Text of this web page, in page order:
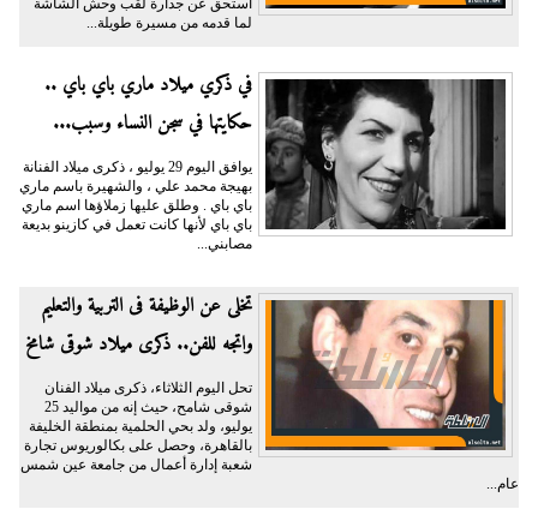
استحق عن جدارة لقب وحش الشاشة
لما قدمه من مسيرة طويلة...
في ذكري ميلاد ماري باي باي ..
حكايتها في سجن النساء وسبب...
يوافق اليوم 29 يوليو ، ذكرى ميلاد الفنانة
بهيجة محمد علي ، والشهيرة باسم ماري
باي باي . وطلق عليها زملاؤها اسم ماري
باي باي لأنها كانت تعمل في كازينو بديعة
مصابني...
تخلى عن الوظيفة فى التربية والتعليم
واتجه للفن.. ذكرى ميلاد شوقى شامخ
تحل اليوم الثلاثاء، ذكرى ميلاد الفنان
شوقى شامح، حيث إنه من مواليد 25
يوليو، ولد بحي الحلمية بمنطقة الخليفة
بالقاهرة، وحصل على بكالوريوس تجارة
شعبة إدارة أعمال من جامعة عين شمس
عام...